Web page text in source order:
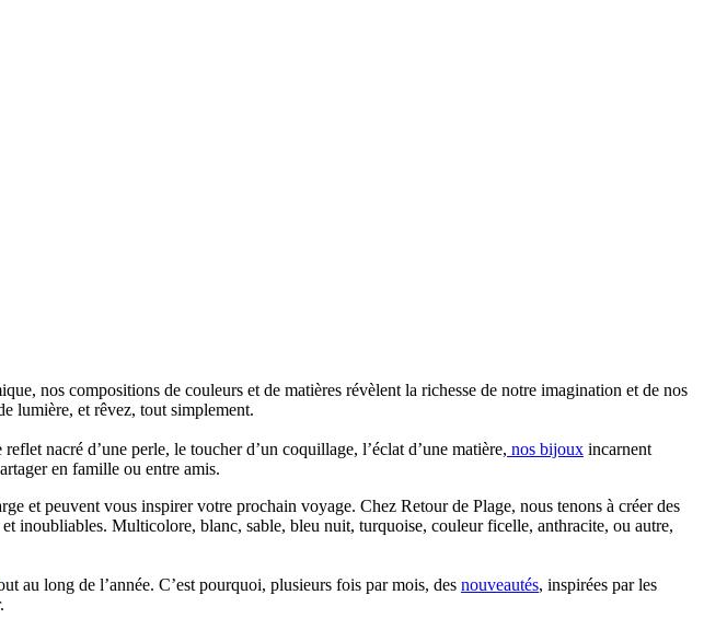
nos compositions de couleurs et de matières révèlent la richesse de notre imagination et de nos
lumière, et rêvez, tout simplement.
nacré d’une perle, le toucher d’un coquillage, l’éclat d’une matière, nos bijoux incarnent
en famille ou entre amis.
et peuvent vous inspirer votre prochain voyage. Chez Retour de Plage, nous tenons à créer des
inoubliables. Multicolore, blanc, sable, bleu nuit, turquoise, couleur ficelle, anthracite, ou autre,
au long de l’année. C’est pourquoi, plusieurs fois par mois, des nouveautés, inspirées par les